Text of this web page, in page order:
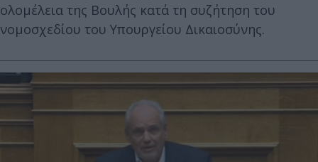
ολομέλεια της Βουλής κατά τη συζήτηση του
νομοσχεδίου του Υπουργείου Δικαιοσύνης.